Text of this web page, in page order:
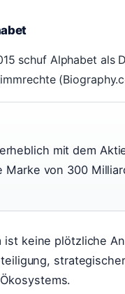
schuf Alphabet als
mit dem
von 300
ist keine plötzliche